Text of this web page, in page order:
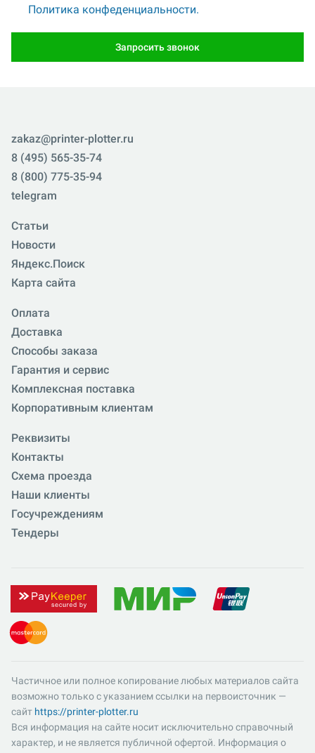
Политика конфеденциальности.
Запросить звонок
zakaz@printer-plotter.ru
8 (495) 565-35-74
8 (800) 775-35-94
telegram
Статьи
Новости
Яндекс.Поиск
Карта сайта
Оплата
Доставка
Способы заказа
Гарантия и сервис
Комплексная поставка
Корпоративным клиентам
Реквизиты
Контакты
Схема проезда
Наши клиенты
Госучреждениям
Тендеры
Частичное или полное копирование любых материалов сайта
возможно только с указанием ссылки на первоисточник —
сайт https://printer-plotter.ru
Вся информация на сайте носит исключительно справочный
характер, и не является публичной офертой. Информация о